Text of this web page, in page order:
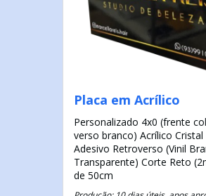
Placa em Acrílico
Personalizado 4x0 (frente
verso branco) Acrílico
Adesivo Retroverso (Vinil
Transparente) Corte Reto
de 50cm